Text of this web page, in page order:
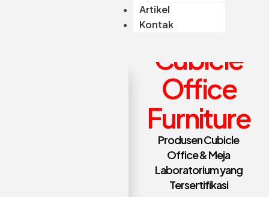
Artikel
Kontak
Cubicle
Office
Furniture
Produsen Cubicle
Office & Meja
Laboratorium yang
Tersertifikasi